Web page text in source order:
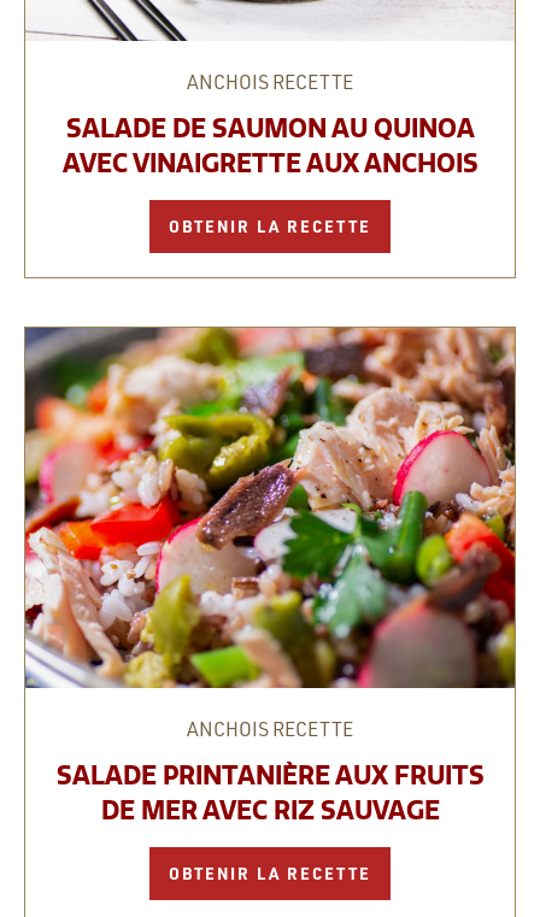
ANCHOIS RECETTE
SALADE DE SAUMON AU QUINOA
AVEC VINAIGRETTE AUX ANCHOIS
OBTENIR LA RECETTE
ANCHOIS RECETTE
SALADE PRINTANIÈRE AUX FRUITS
DE MER AVEC RIZ SAUVAGE
OBTENIR LA RECETTE